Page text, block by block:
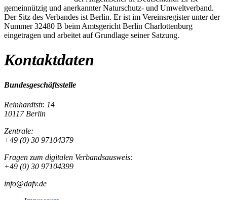
gemeinnützig und anerkannter Naturschutz- und Umweltverband.
Der Sitz des Verbandes ist Berlin. Er ist im Vereinsregister unter der
Nummer 32480 B beim Amtsgericht Berlin Charlottenburg
eingetragen und arbeitet auf Grundlage seiner Satzung.
Kontaktdaten
Bundesgeschäftsstelle
Reinhardtstr. 14
10117 Berlin
Zentrale:
+49 (0) 30 97104379
Fragen zum digitalen Verbandsausweis:
+49 (0) 30 97104399
info@dafv.de